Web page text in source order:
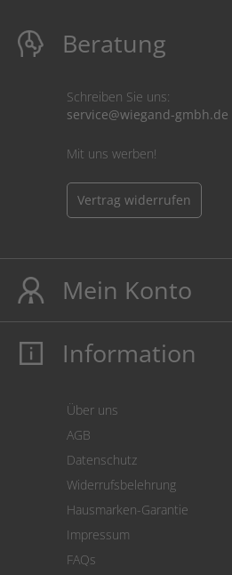
Beratung
Schreiben Sie uns:
service@wiegand-gmbh.de
Mit uns werben!
Vertrag widerrufen
Mein Konto
Mein Konto
Cookie Einstellungen
Information
Über uns
AGB
Datenschutz
Widerrufsbelehrung
Hausmarken-Garantie
Impressum
FAQs